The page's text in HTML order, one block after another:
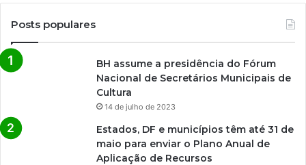
Posts populares
BH assume a presidência do Fórum
Nacional de Secretários Municipais de
Cultura
14 de julho de 2023
Estados, DF e municípios têm até 31 de
maio para enviar o Plano Anual de
Aplicação de Recursos